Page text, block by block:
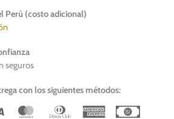
Perú (costo adicional)
seguros
con los siguientes métodos:
Visa MasterCardDinners
American